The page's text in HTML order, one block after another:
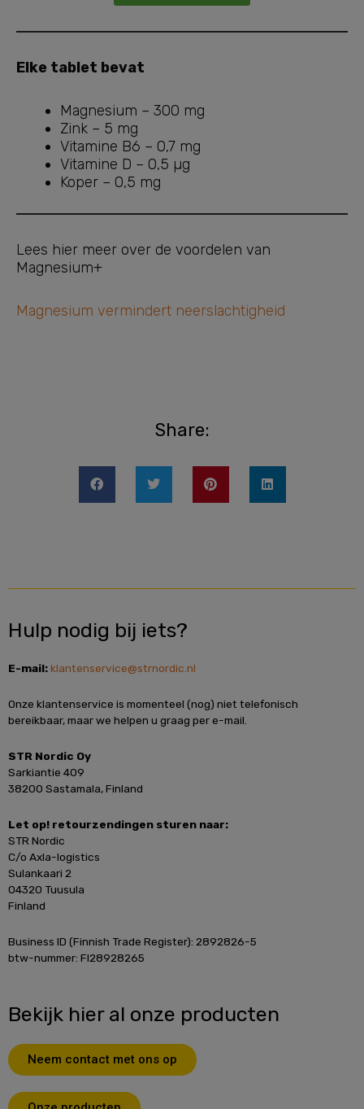
Elke tablet bevat
Magnesium – 300 mg
Zink – 5 mg
Vitamine B6 – 0,7 mg
Vitamine D – 0,5 µg
Koper – 0,5 mg
Lees hier meer over de voordelen van
Magnesium+
Magnesium vermindert neerslachtigheid
Share:
Hulp nodig bij iets?
E-mail:klantenservice@strnordic.nl
Onze klantenservice is momenteel (nog) niet telefonisch
bereikbaar, maar we helpen u graag per e-mail.
STR Nordic Oy
Sarkiantie 409
38200 Sastamala, Finland
Let op! retourzendingen sturen naar:
STR Nordic
C/o Axla-logistics
Sulankaari 2
04320 Tuusula
Finland
Business ID (Finnish Trade Register): 2892826-5
btw-nummer: FI28928265
Bekijk hier al onze producten
Neem contact met ons op